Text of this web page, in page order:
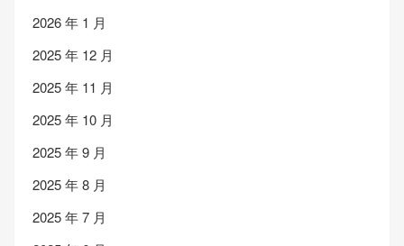
2026 年 1 月
2025 年 12 月
2025 年 11 月
2025 年 10 月
2025 年 9 月
2025 年 8 月
2025 年 7 月